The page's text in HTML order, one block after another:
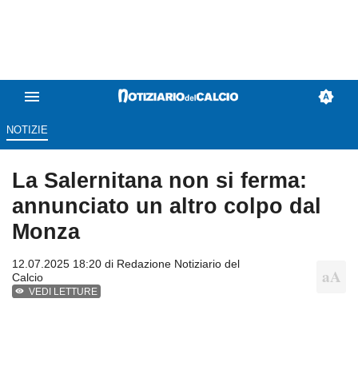
NOTIZIE
La Salernitana non si ferma:
annunciato un altro colpo dal
Monza
12.07.2025 18:20 di Redazione Notiziario del
Calcio
VEDI LETTURE